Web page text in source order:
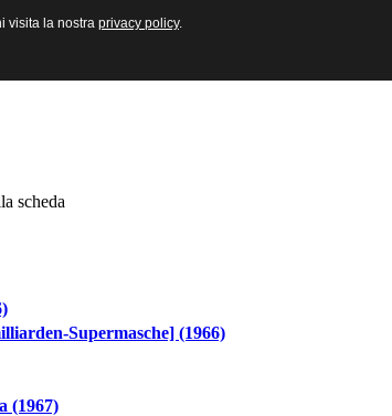
scheda
Supermasche] (1966)
(1967)
visita la nostra privacy policy.
visita la nostra privacy policy.